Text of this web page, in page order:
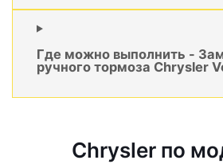
Где можно выполнить -
ручного тормоза Chrysler
Chrysler по